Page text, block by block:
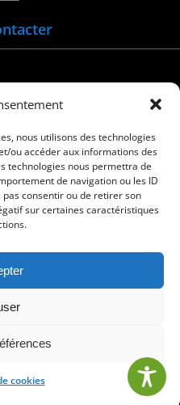
nous utilisons des technologies
ou accéder aux informations des
technologies nous permettra de
de navigation ou les ID
pas consentir ou de retirer son
sur certaines caractéristiques
cookies
01 05
Service proposé
Politique de cookies